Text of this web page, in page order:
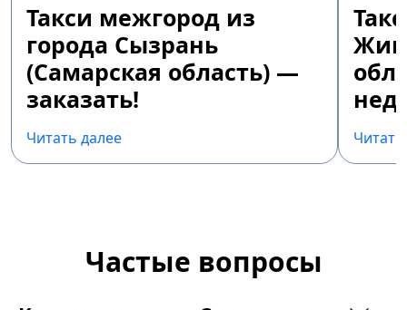
Такси межгород из
города Сызрань
(Самарская область) —
заказать!
Читать далее
Частые вопросы